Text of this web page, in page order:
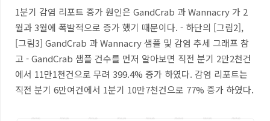
1분기 감염 리포트 증가 원인은 GandCrab 과Wannacry가 2
월과3월에 폭발적으로 증가 했기 때문이다. - 하단의 [그림2],
[그림3] GandCrab 과Wannacry샘플 및 감염 추세 그래프 참
고- GandCrab 샘플 건수를 먼저 알아보면 직전 분기 2만2천건
에서 11만1천건으로 무려 399.4% 증가 하였다. 감염 리포트는
직전 분기 6만여건에서 1분기 10만7천건으로 77% 증가 하였다.